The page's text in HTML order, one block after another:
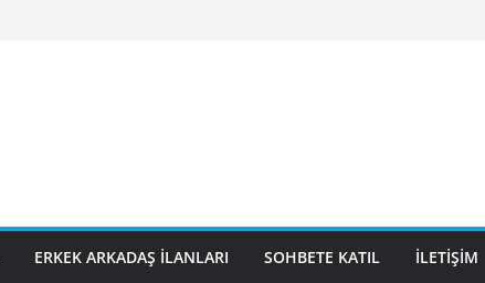
ERKEK ARKADAŞ İLANLARI SOHBETE KATIL İLETIŞIM